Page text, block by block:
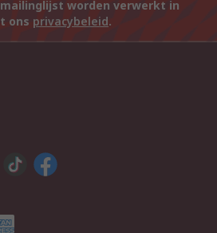
worden verwerkt in
ons privacybeleid.